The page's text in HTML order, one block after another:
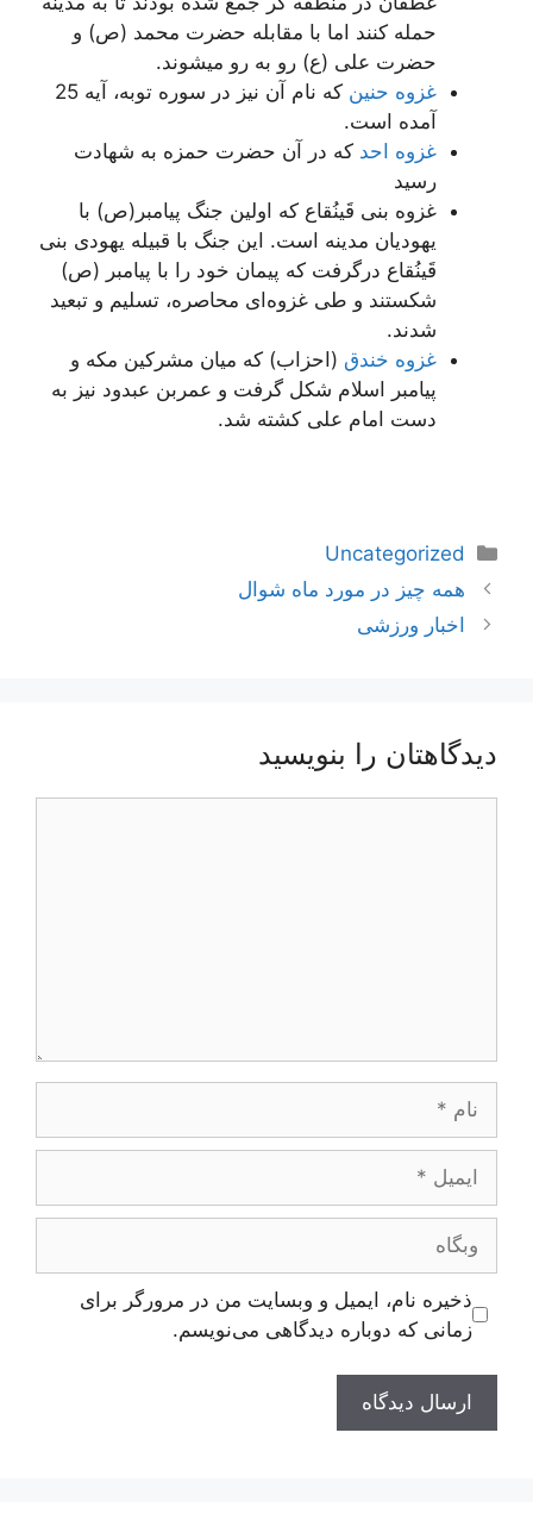
حمله کنند اما با مقابله حضرت محمد (ص) و
حضرت علی (ع) رو به رو میشوند.
غزوه حنین
که نام آن نیز در سوره توبه، آیه 25
آمده است.
غزوه احد که در آن حضرت حمزه به شهادت
رسید
غزوه بنی قَینُقاع که اولین جنگ پیامبر(ص) با
یهودیان مدینه است. این جنگ با قبیله یهودی بنی
قَینُقاع درگرفت که پیمان خود را با پیامبر (ص)
شکستند و طی غزوه‌ای محاصره، تسلیم و تبعید
شدند.
غزوه خندق (احزاب) که میان مشرکین مکه و
پیامبر اسلام شکل گرفت و عمربن عبدود نیز به
دست امام علی کشته شد.
دسته‌ها
Uncategorized
ناوبری
نوشته‌ها
همه چیز در مورد ماه شوال
اخبار ورزشی
دیدگاهتان را بنویسید
وبگاه
ذخیره نام، ایمیل و وبسایت من در مرورگر برای
زمانی که دوباره دیدگاهی می‌نویسم.